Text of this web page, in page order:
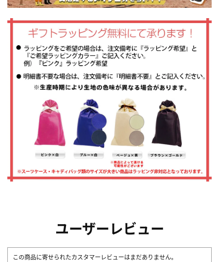
ユーザーレビュー
この商品に寄せられたカスタマーレビューはまだありません。